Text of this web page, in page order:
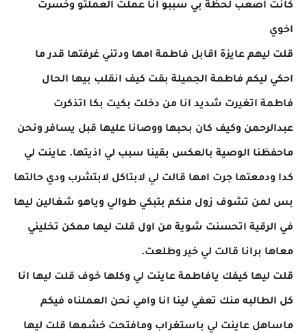
كانت أصعب لحظة بي سببو انا عملت العملتو وخسرت
اخوي
قلت ليهم عايزة اقابل فاطمة امها ودتني غرفتها قدر ما
احكي ليكم فاطمة الجميلة بقت كيف انقلب بيها الحال
فاطمة اتغيرت شديد انا من دخلت بكيت بكا اتذكرت
عبدالرحمن وكيف كان بحبها ووصانا عليها قبل يسافر ونحن
ماحفظنا الوصية بالعكس بقينا سبب لي اذيتها. عاينت لي
كدا ودمعتها جرت امها قالت لي لابتاكل لابتشرب ودي حالتها
بس لمن تشوف زول منكم بتبكي طوالي وياهو شغالين ليها
في الرقية اتحسنت شوية من اول قلت ليها ممكن تخليني
معاها برانا قالت لي خير وطلعت.
قلت ليها كيفك يافاطمة عاينت لي وكلها خوف قلت ليها انا
كل الطالبه منك تعفي لينا انا وامي نحن العملناه فيكم
ماساهل عاينت لي باستغراب ومافتحت خشمها قلت ليها